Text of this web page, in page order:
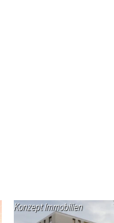
Konzept Immobilien